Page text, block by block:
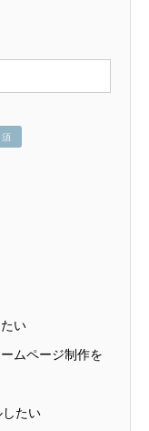
い
ムページ制作を
たい